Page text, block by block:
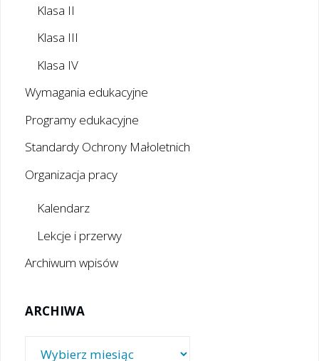
Klasa II
Klasa III
Klasa IV
Wymagania edukacyjne
Programy edukacyjne
Standardy Ochrony Małoletnich
Organizacja pracy
Kalendarz
Lekcje i przerwy
Archiwum wpisów
ARCHIWA